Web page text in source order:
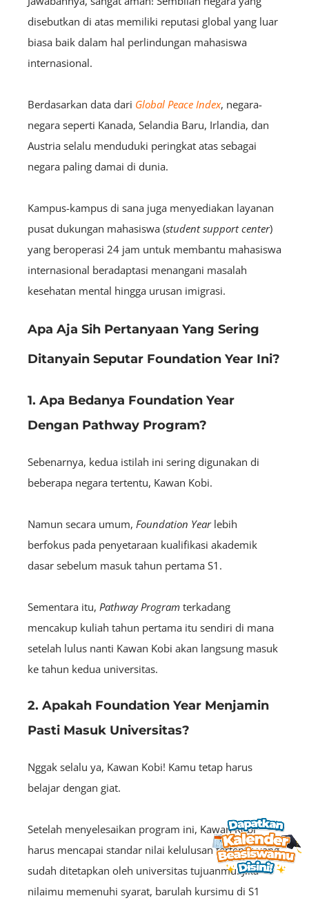
disebutkan di atas memiliki reputasi global yang luar
biasa baik dalam hal perlindungan mahasiswa
internasional.
Berdasarkan data dari Global Peace Index, negara-
negara seperti Kanada, Selandia Baru, Irlandia, dan
Austria selalu menduduki peringkat atas sebagai
negara paling damai di dunia.
Kampus-kampus di sana juga menyediakan layanan
pusat dukungan mahasiswa (student support center)
yang beroperasi 24 jam untuk membantu mahasiswa
internasional beradaptasi menangani masalah
kesehatan mental hingga urusan imigrasi.
Apa Aja Sih Pertanyaan Yang Sering
Ditanyain Seputar Foundation Year Ini?
1. Apa Bedanya Foundation Year
Dengan Pathway Program?
Sebenarnya, kedua istilah ini sering digunakan di
beberapa negara tertentu, Kawan Kobi.
Namun secara umum, Foundation Yearlebih
berfokus pada penyetaraan kualifikasi akademik
dasar sebelum masuk tahun pertama S1.
Sementara itu, Pathway Program terkadang
mencakup kuliah tahun pertama itu sendiri di mana
setelah lulus nanti Kawan Kobi akan langsung masuk
ke tahun kedua universitas.
2. Apakah Foundation Year Menjamin
Pasti Masuk Universitas?
Nggak selalu ya, Kawan Kobi! Kamu tetap harus
belajar dengan giat.
Setelah menyelesaikan program ini, Kawan Kobi
harus mencapai standar nilai kelulusan tertentu yang
sudah ditetapkan oleh universitas tujuanmu. Jika
nilaimu memenuhi syarat, barulah kursimu di S1